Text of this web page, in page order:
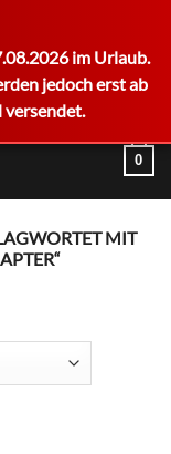
im Urlaub.
jedoch erst ab
0
MIT